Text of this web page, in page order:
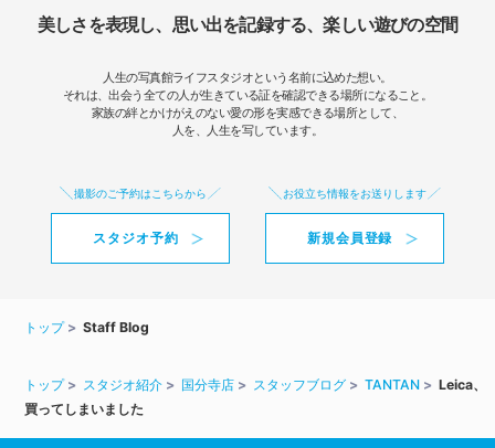
美しさを表現し、思い出を記録する、楽しい遊びの空間
人生の写真館ライフスタジオという名前に込めた想い。
それは、出会う全ての人が生きている証を確認できる場所になること。
家族の絆とかけがえのない愛の形を実感できる場所として、
人を、人生を写しています。
撮影のご予約はこちらから
スタジオ予約
お役立ち情報をお送りします
新規会員登録
トップ Staff Blog
トップ スタジオ紹介 国分寺店 スタッフブログ TANTAN
Leica、
買ってしまいました